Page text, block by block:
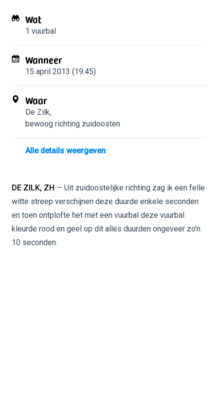
Wat
1 vuurbal
Wanneer
15 april 2013 (19:45)
Waar
De Zilk,
bewoog richting zuidoosten
Alle details weergeven
DE ZILK, ZH — Uit zuidoostelijke richting zag ik een felle
witte streep verschijnen deze duurde enkele seconden
en toen ontplofte het met een vuurbal deze vuurbal
kleurde rood en geel op dit alles duurden ongeveer zo'n
10 seconden.